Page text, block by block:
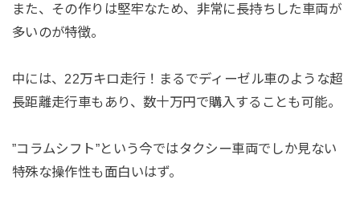
また、その作りは堅牢なため、非常に長持ちした車両が
多いのが特徴。
中には、22万キロ走行！まるでディーゼル車のような超
長距離走行車もあり、数十万円で購入することも可能。
”コラムシフト”という今ではタクシー車両でしか見ない
特殊な操作性も面白いはず。